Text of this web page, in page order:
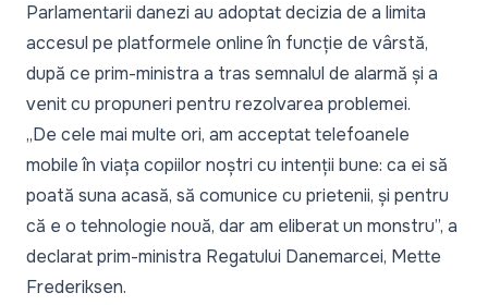
Parlamentarii danezi au adoptat decizia de a limita
accesul pe platformele online în funcție de vârstă,
după ce prim-ministra a tras semnalul de alarmă și a
venit cu propuneri pentru rezolvarea problemei.
„De cele mai multe ori, am acceptat telefoanele
mobile în viața copiilor noștri cu intenții bune: ca ei să
poată suna acasă, să comunice cu prietenii, și pentru
că e o tehnologie nouă, dar am eliberat un monstru”, a
declarat prim-ministra Regatului Danemarcei, Mette
Frederiksen.